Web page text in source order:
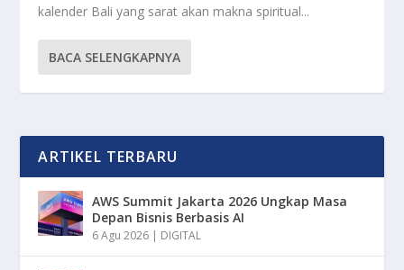
kalender Bali yang sarat akan makna spiritual...
BACA SELENGKAPNYA
ARTIKEL TERBARU
AWS Summit Jakarta 2026 Ungkap Masa
Depan Bisnis Berbasis AI
6 Agu 2026 | DIGITAL